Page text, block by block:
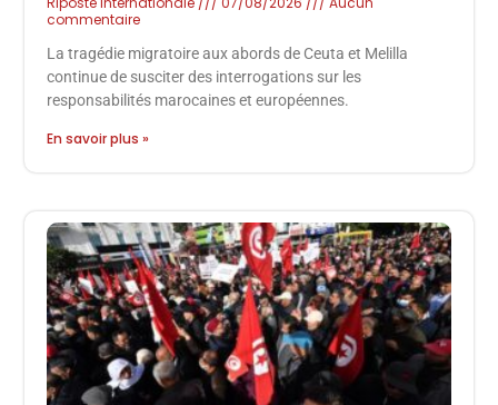
commentaire
La tragédie migratoire aux abords de Ceuta et Melilla
continue de susciter des interrogations sur les
responsabilités marocaines et européennes.
En savoir plus »